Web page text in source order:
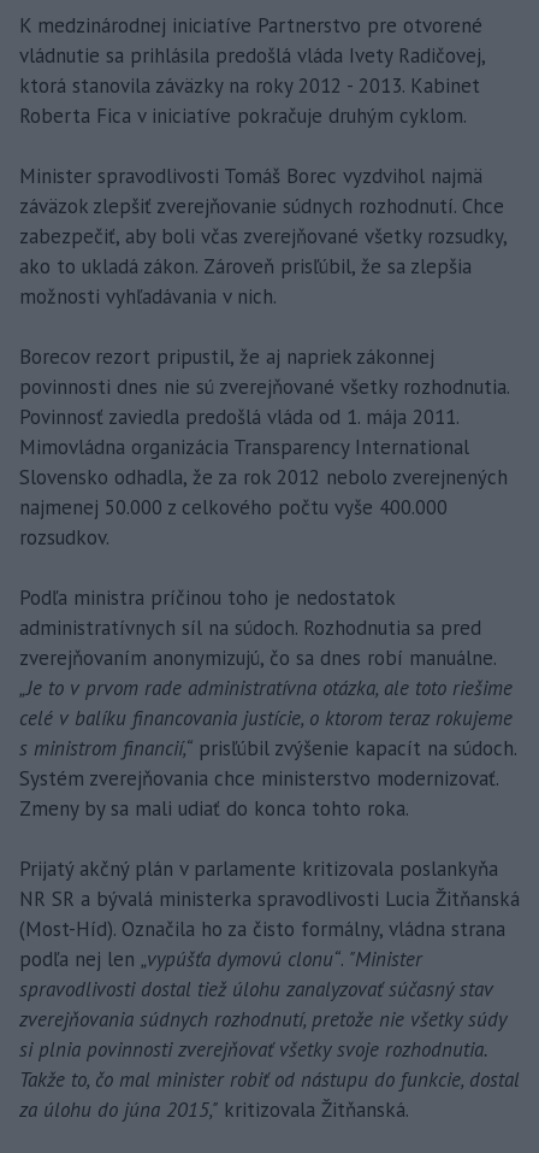
K medzinárodnej iniciatíve Partnerstvo pre otvorené
vládnutie sa prihlásila predošlá vláda Ivety Radičovej,
ktorá stanovila záväzky na roky 2012 - 2013. Kabinet
Roberta Fica v iniciatíve pokračuje druhým cyklom.
Minister spravodlivosti Tomáš Borec vyzdvihol najmä
záväzok zlepšiť zverejňovanie súdnych rozhodnutí. Chce
zabezpečiť, aby boli včas zverejňované všetky rozsudky,
ako to ukladá zákon. Zároveň prisľúbil, že sa zlepšia
možnosti vyhľadávania v nich.
Borecov rezort pripustil, že aj napriek zákonnej
povinnosti dnes nie sú zverejňované všetky rozhodnutia.
Povinnosť zaviedla predošlá vláda od 1. mája 2011.
Mimovládna organizácia Transparency International
Slovensko odhadla, že za rok 2012 nebolo zverejnených
najmenej 50.000 z celkového počtu vyše 400.000
rozsudkov.
Podľa ministra príčinou toho je nedostatok
administratívnych síl na súdoch. Rozhodnutia sa pred
zverejňovaním anonymizujú, čo sa dnes robí manuálne.
„Je to v prvom rade administratívna otázka, ale toto riešime
celé v balíku financovania justície, o ktorom teraz rokujeme
s ministrom financií,“ prisľúbil zvýšenie kapacít na súdoch.
Systém zverejňovania chce ministerstvo modernizovať.
Zmeny by sa mali udiať do konca tohto roka.
Prijatý akčný plán v parlamente kritizovala poslankyňa
NR SR a bývalá ministerka spravodlivosti Lucia Žitňanská
(Most-Híd). Označila ho za čisto formálny, vládna strana
podľa nej len „vypúšťa dymovú clonu“. "Minister
spravodlivosti dostal tiež úlohu zanalyzovať súčasný stav
zverejňovania súdnych rozhodnutí, pretože nie všetky súdy
si plnia povinnosti zverejňovať všetky svoje rozhodnutia.
Takže to, čo mal minister robiť od nástupu do funkcie, dostal
za úlohu do júna 2015," kritizovala Žitňanská.